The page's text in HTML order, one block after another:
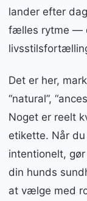
lander efter
fælles rytme —
Det er her,
“natural”,
Noget er reelt
etikette. Når
intentionelt,
din hunds
at vælge med